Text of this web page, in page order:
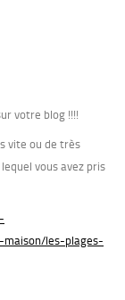
votre blog !!!!
vite ou de très
vous avez pris
maison/les-plages-